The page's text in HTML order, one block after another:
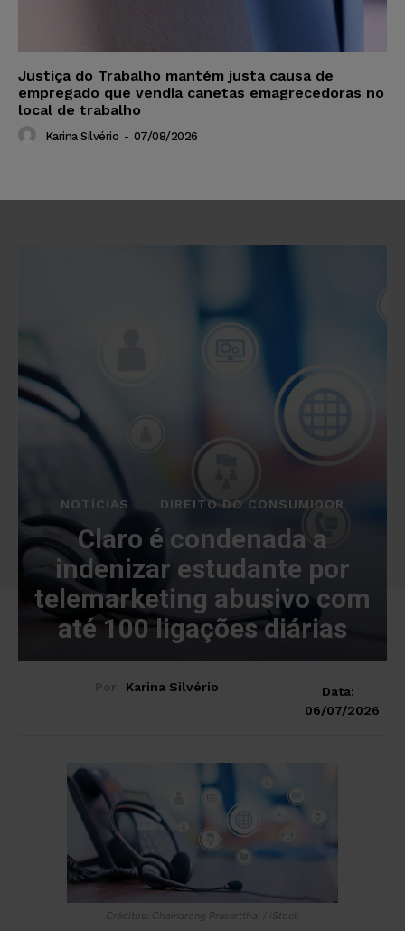
Justiça do Trabalho mantém justa causa de
empregado que vendia canetas emagrecedoras no
local de trabalho
Karina Silvério - 07/08/2026